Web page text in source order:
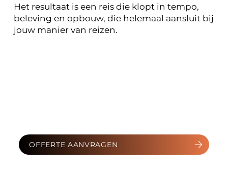
Het resultaat is een reis die klopt in tempo,
beleving en opbouw, die helemaal aansluit bij
jouw manier van reizen.
OFFERTE AANVRAGEN